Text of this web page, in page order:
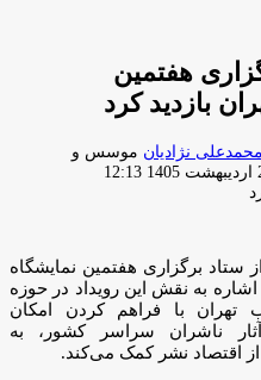
هفتمین
بازدید کرد
موسس و
ستاد برگزاری هفتمین نمایشگاه
به نقش این رویداد در حوزه
تهران با فراهم کردن امکان
ناشران سراسر کشور، به
اقتصاد نشر کمک می‌کند.